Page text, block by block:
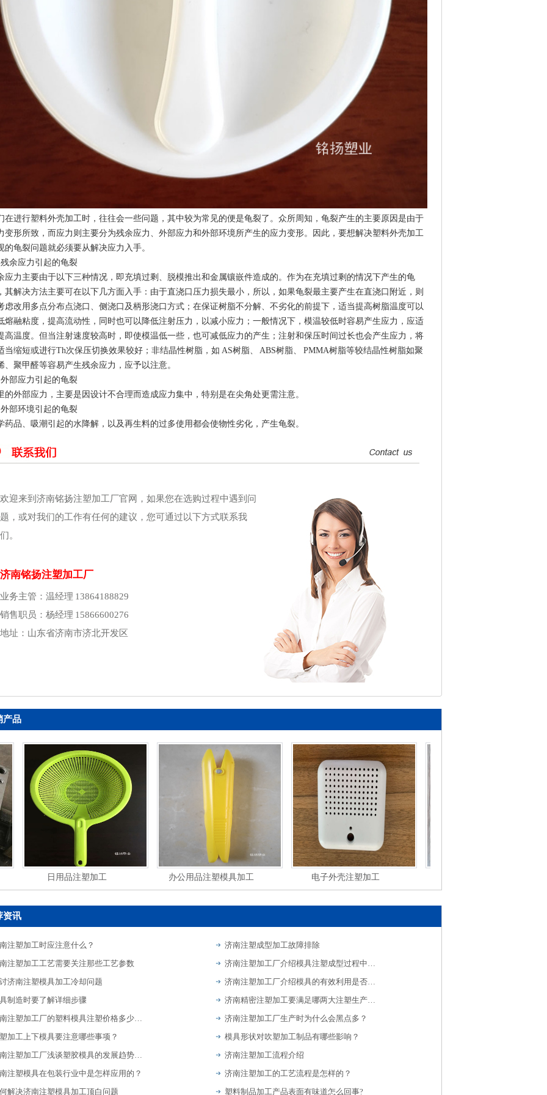
在进行塑料外壳加工时，往往会一些问题，其中较为常见的便是龟裂了。众所周知，龟裂产生的主要原因是由于
变形所致，而应力则主要分为残余应力、外部应力和外部环境所产生的应力变形。因此，要想解决塑料外壳加工
的龟裂问题就必须要从解决应力入手。
余应力引起的龟裂
应力主要由于以下三种情况，即充填过剩、脱模推出和金属镶嵌件造成的。作为在充填过剩的情况下产生的龟
其解决方法主要可在以下几方面入手：由于直浇口压力损失最小，所以，如果龟裂最主要产生在直浇口附近，则
虑改用多点分布点浇口、侧浇口及柄形浇口方式；在保证树脂不分解、不劣化的前提下，适当提高树脂温度可以
熔融粘度，提高流动性，同时也可以降低注射压力，以减小应力；一般情况下，模温较低时容易产生应力，应适
高温度。但当注射速度较高时，即使模温低一些，也可减低应力的产生；注射和保压时间过长也会产生应力，将
当缩短或进行Th次保压切换效果较好；非结晶性树脂，如 AS树脂、 ABS树脂、 PMMA树脂等较结晶性树脂如聚
、聚甲醛等容易产生残余应力，应予以注意。
部应力引起的龟裂
的外部应力，主要是因设计不合理而造成应力集中，特别是在尖角处更需注意。
部环境引起的龟裂
药品、吸潮引起的水降解，以及再生料的过多使用都会使物性劣化，产生龟裂。
欢迎来到济南铭扬注塑加工厂官网，如果您在选购过程中遇到问
题，或对我们的工作有任何的建议，您可通过以下方式联系我
们。
济南铭扬注塑加工厂
业务主管：温经理 13864188829
销售职员：杨经理 15866600276
地址：山东省济南市济北开发区
产品
日用品注塑加工 办公用品注塑模具加工 电子外壳注塑加工
资讯
注塑加工时应注意什么？
济南注塑成型加工故障排除
注塑加工工艺需要关注那些工艺参数
济南注塑模具加工冷却问题
制造时要了解详细步骤
济南注塑加工厂生产时为什么会黑点多？
加工上下模具要注意哪些事项？
模具形状对吹塑加工制品有哪些影响？
济南注塑加工流程介绍
注塑模具在包装行业中是怎样应用的？
济南注塑加工的工艺流程是怎样的？
解决济南注塑模具加工顶白问题
塑料制品加工产品表面有味道怎么回事?